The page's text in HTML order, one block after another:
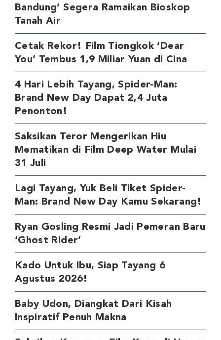
Bandung’ Segera Ramaikan Bioskop
Tanah Air
Cetak Rekor! Film Tiongkok ‘Dear
You’ Tembus 1,9 Miliar Yuan di Cina
4 Hari Lebih Tayang, Spider-Man:
Brand New Day Dapat 2,4 Juta
Penonton!
Saksikan Teror Mengerikan Hiu
Mematikan di Film Deep Water Mulai
31 Juli
Lagi Tayang, Yuk Beli Tiket Spider-
Man: Brand New Day Kamu Sekarang!
Ryan Gosling Resmi Jadi Pemeran Baru
‘Ghost Rider’
Kado Untuk Ibu, Siap Tayang 6
Agustus 2026!
Baby Udon, Diangkat Dari Kisah
Inspiratif Penuh Makna